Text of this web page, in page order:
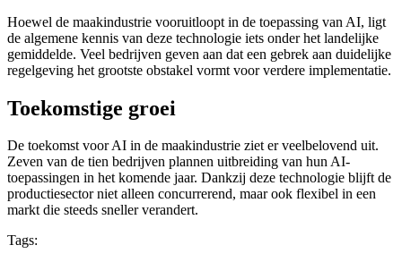
Hoewel de maakindustrie vooruitloopt in de toepassing van AI, ligt
de algemene kennis van deze technologie iets onder het landelijke
gemiddelde. Veel bedrijven geven aan dat een gebrek aan duidelijke
regelgeving het grootste obstakel vormt voor verdere implementatie.
Toekomstige groei
De toekomst voor AI in de maakindustrie ziet er veelbelovend uit.
Zeven van de tien bedrijven plannen uitbreiding van hun AI-
toepassingen in het komende jaar. Dankzij deze technologie blijft de
productiesector niet alleen concurrerend, maar ook flexibel in een
markt die steeds sneller verandert.
Tags: